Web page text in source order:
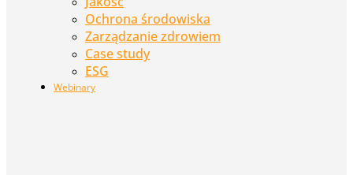
Ochrona środowiska
Zarządzanie zdrowiem
Case study
ESG
Webinary